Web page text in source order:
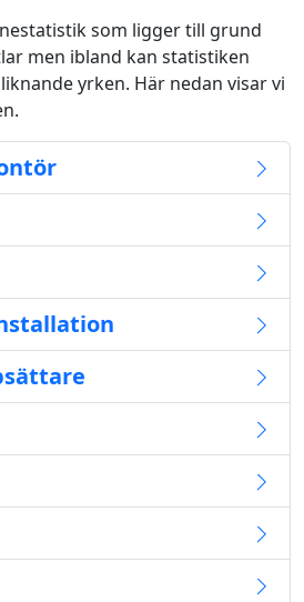
som ligger till grund
men ibland kan statistiken
yrken. Här nedan visar vi